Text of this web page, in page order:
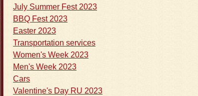
July Summer Fest 2023
BBQ Fest 2023
Easter 2023
Transportation services
Women's Week 2023
Men's Week 2023
Cars
Valentine's Day RU 2023